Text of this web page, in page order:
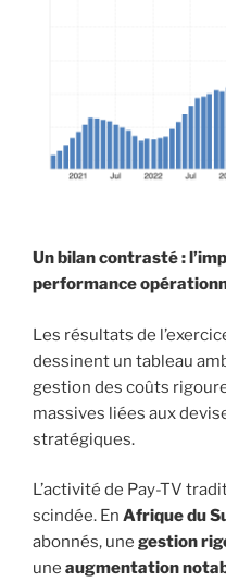
Un bilan contrasté :
performance
Les résultats de
dessinent un tableau
gestion des coûts
massives liées aux
stratégiques.
L’activité de Pay-TV
scindée. En Afrique du
abonnés, une gestion
une augmentation